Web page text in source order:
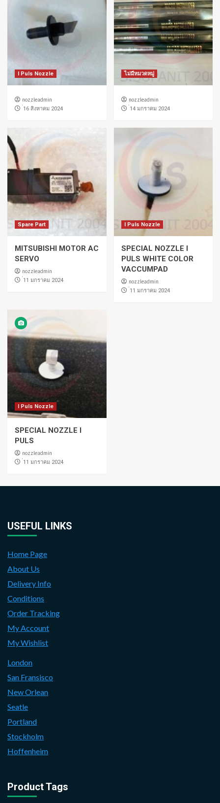
I Puls Nozzle
nozzleadmin
่16 สิงหาคม 2024
ไม่มีหมวดหมู่
nozzleadmin
่14 มกราคม 2024
Spare Part
MITSUBISHI MOTOR AC
SERVO
nozzleadmin
่11 มกราคม 2024
I Puls Nozzle
SPECIAL NOZZLE I
PULS WHITE COLOR
VACCUMPAD
nozzleadmin
่11 มกราคม 2024
I Puls Nozzle
SPECIAL NOZZLE I
PULS
nozzleadmin
่11 มกราคม 2024
USEFUL LINKS
Home Page
About Us
Delivery Info
Conditions
Order Tracking
My Account
My Wishlist
London
San Fransisco
New Orlean
Seatle
Portland
Stockholm
Hoffenheim
Product Tags